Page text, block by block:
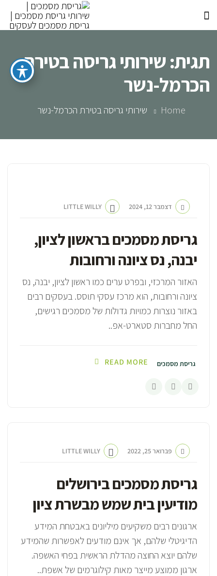
תגית:שירותי גריסה בטירת
הכרמל-נשר
Home שירותי גריסה בטירת הכרמל-נשר
גריסת מסמכים בראשון לציון,
יבנה, נס ציונה ורחובות
דצמבר 12, 2024 LITTLE WILLY
האזור המרכזי, ובפרט ערים כמו ראשון לציון, יבנה, נס
ציונה ורחובות, הוא מרכז עסקי תוסס. בעסקים רבים
באזור נוצרות כמויות גדולות של מסמכים רגישים,
החל מחברות סטארט-אפ..
גריסת מסמכים READ MORE
גריסת מסמכים בירושלים
מודיעין בית שמש מבשרת ציון
פברואר 25, 2022 LITTLE WILLY
ארגונים רבים משקיעים מיליונים באבטחת המידע
הדיגיטלי שלהם, אך אינם מודעים לאפשרות שהמידע
שלהם יוצא החוצה מהדלת הראשית בפחי האשפה.
ארגון ממוצע מייצר מאות קילוגרמים של אשפת..